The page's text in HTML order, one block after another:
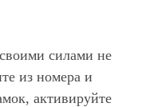
силами не
из номера и
активируйте